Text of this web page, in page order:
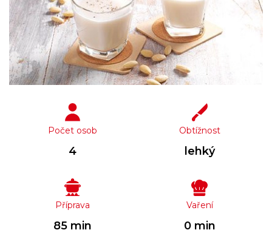
Počet osob
4
Obtížnost
lehký
Příprava
85 min
Vaření
0 min